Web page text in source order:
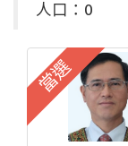
人口：0
當選